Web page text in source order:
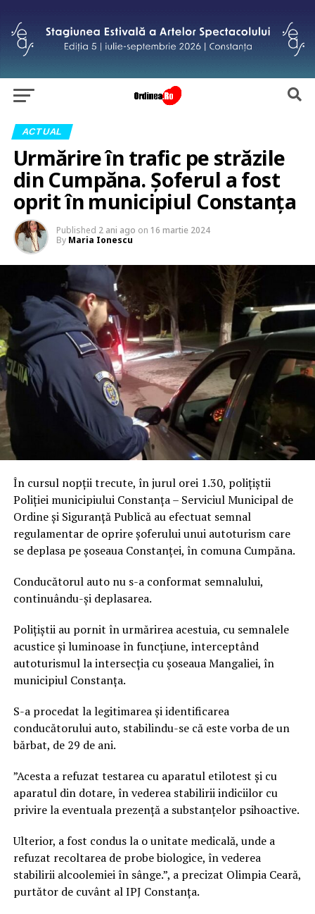
ACTUAL
Urmărire în trafic pe străzile
din Cumpăna. Șoferul a fost
oprit în municipiul Constanța
Published 2 ani ago on 16 martie 2024
By Maria Ionescu
În cursul nopții trecute, în jurul orei 1.30, polițiștii
Poliției municipiului Constanța – Serviciul Municipal de
Ordine și Siguranță Publică au efectuat semnal
regulamentar de oprire șoferului unui autoturism care
se deplasa pe șoseaua Constanței, în comuna Cumpăna.
Conducătorul auto nu s-a conformat semnalului,
continuându-și deplasarea.
Polițiștii au pornit în urmărirea acestuia, cu semnalele
acustice și luminoase în funcțiune, interceptând
autoturismul la intersecția cu șoseaua Mangaliei, în
municipiul Constanța.
S-a procedat la legitimarea și identificarea
conducătorului auto, stabilindu-se că este vorba de un
bărbat, de 29 de ani.
”Acesta a refuzat testarea cu aparatul etilotest și cu
aparatul din dotare, în vederea stabilirii indiciilor cu
privire la eventuala prezență a substanțelor psihoactive.
Ulterior, a fost condus la o unitate medicală, unde a
refuzat recoltarea de probe biologice, în vederea
stabilirii alcoolemiei în sânge.”, a precizat Olimpia Ceară,
purtător de cuvânt al IPJ Constanța.